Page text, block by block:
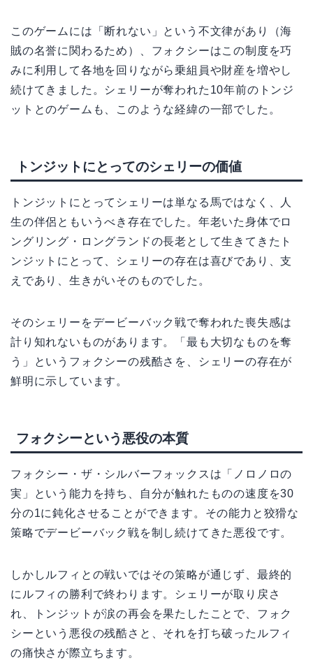
このゲームには「断れない」という不文律があり（海
賊の名誉に関わるため）、フォクシーはこの制度を巧
みに利用して各地を回りながら乗組員や財産を増やし
続けてきました。シェリーが奪われた10年前のトンジ
ットとのゲームも、このような経緯の一部でした。
トンジットにとってのシェリーの価値
トンジットにとってシェリーは単なる馬ではなく、人
生の伴侶ともいうべき存在でした。年老いた身体でロ
ングリング・ロングランドの長老として生きてきたト
ンジットにとって、シェリーの存在は喜びであり、支
えであり、生きがいそのものでした。
そのシェリーをデービーバック戦で奪われた喪失感は
計り知れないものがあります。「最も大切なものを奪
う」というフォクシーの残酷さを、シェリーの存在が
鮮明に示しています。
フォクシーという悪役の本質
フォクシー・ザ・シルバーフォックスは「ノロノロの
実」という能力を持ち、自分が触れたものの速度を30
分の1に鈍化させることができます。その能力と狡猾な
策略でデービーバック戦を制し続けてきた悪役です。
しかしルフィとの戦いではその策略が通じず、最終的
にルフィの勝利で終わります。シェリーが取り戻さ
れ、トンジットが涙の再会を果たしたことで、フォク
シーという悪役の残酷さと、それを打ち破ったルフィ
の痛快さが際立ちます。